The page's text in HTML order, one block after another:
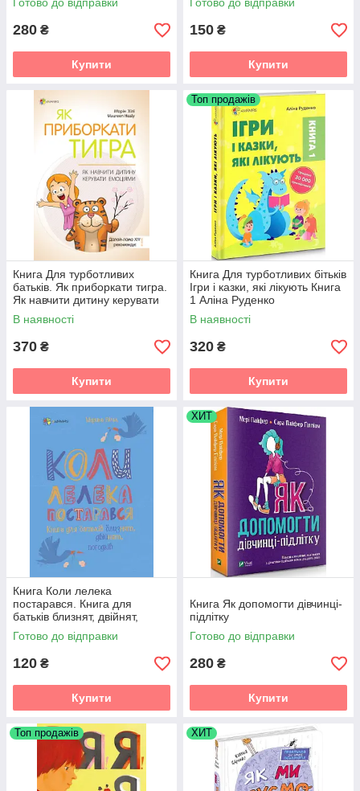
280 ₴
Купити
150 ₴
Купити
Книга Для турботливих
батьків. Як приборкати тигра.
Як навчити дитину керувати
емоціями
В наявності
370 ₴
Купити
Топ продажів
Книга Для турботливих бітьків
Ігри і казки, які лікують Книга
1 Аліна Руденко
В наявності
320 ₴
Купити
Книга Коли лелека
постарався. Книга для
батьків близнят, двійнят,
погодків
Готово до відправки
120 ₴
Купити
ХИТ
Книга Як допомогти дівчинці-
підлітку
Готово до відправки
280 ₴
Купити
Топ продажів ХИТ